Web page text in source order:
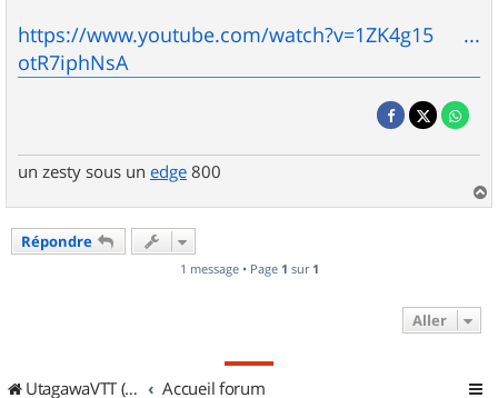
https://www.youtube.com/watch?v=1ZK4g15 ...
otR7iphNsA
un zesty sous un edge 800
a
Répondre
1 message • Page 1 sur 1
Aller
UtagawaVTT (Randos VTT et VTTAE avec traces GPS) Accueil forum